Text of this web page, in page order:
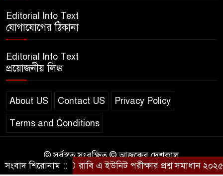
Jannat Toha Video viral
Editorial Info Text
যোগাযোগের ঠিকানা
Editorial Info Text
প্রয়োজনীয় লিঙ্ক
About US Contact US Privacy Policy
Terms and Conditions
© সর্বস্বত্ব সংরক্ষিত © আজকের দেশকাল
Design & Developed byBD IT HOST
সংবাদ শিরোনাম ::রাবি এ ইউনিট পরীক্ষার প্রশ্ন সমাধান